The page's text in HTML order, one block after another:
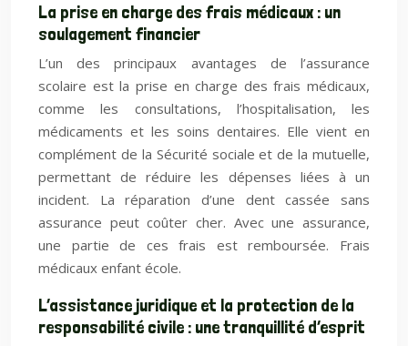
La prise en charge des frais médicaux : un
soulagement financier
L’un des principaux avantages de l’assurance
scolaire est la prise en charge des frais médicaux,
comme les consultations, l’hospitalisation, les
médicaments et les soins dentaires. Elle vient en
complément de la Sécurité sociale et de la mutuelle,
permettant de réduire les dépenses liées à un
incident. La réparation d’une dent cassée sans
assurance peut coûter cher. Avec une assurance,
une partie de ces frais est remboursée. Frais
médicaux enfant école.
L’assistance juridique et la protection de la
responsabilité civile : une tranquillité d’esprit